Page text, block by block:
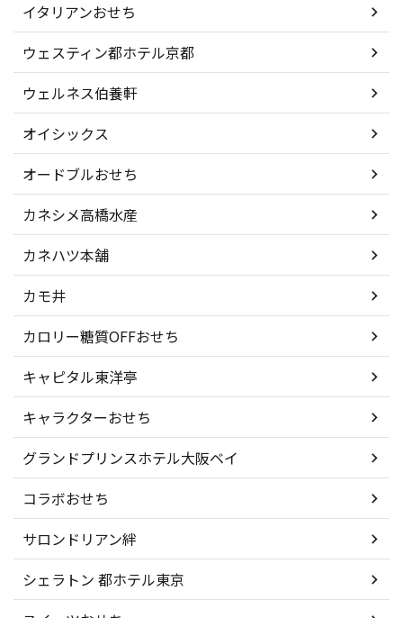
イタリアンおせち
ウェスティン都ホテル京都
ウェルネス伯養軒
オイシックス
オードブルおせち
カネシメ高橋水産
カネハツ本舗
カモ井
カロリー糖質OFFおせち
キャピタル東洋亭
キャラクターおせち
グランドプリンスホテル大阪ベイ
コラボおせち
サロンドリアン絆
シェラトン 都ホテル東京